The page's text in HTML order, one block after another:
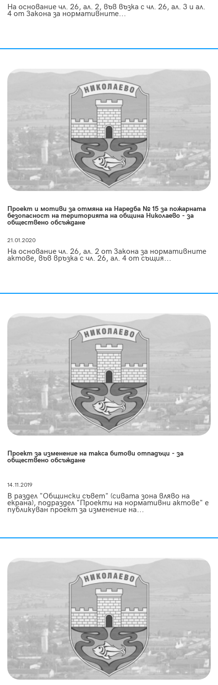
На основание чл. 26, ал. 2, във възка с чл. 26, ал. 3 и ал.
4 от Закона за нормативните...
Проект и мотиви за отмяна на Наредба № 15 за пожарната
безопасност на територията на община Николаево - за
обществено обсъждане
21.01.2020
На основание чл. 26, ал. 2 от Закона за нормативните
актове, във връзка с чл. 26, ал. 4 от същия...
Проект за изменение на такса битови отпадъци - за
обществено обсъждане
14.11.2019
В раздел "Общински съвет" (сивата зона вляво на
екрана), подраздел "Проекти на нормативни актове" е
публикуван проект за изменение на...